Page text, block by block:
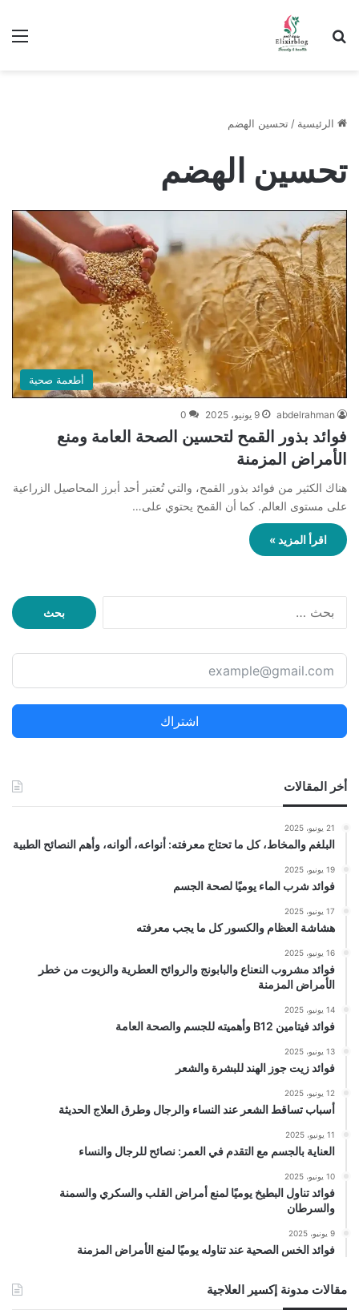
ابحث عن
الرئيسية / تحسين الهضم
تحسين الهضم
أطعمة صحية
abdelrahman 9 يونيو، 2025 0
فوائد بذور القمح لتحسين الصحة العامة ومنع
الأمراض المزمنة
هناك الكثير من فوائد بذور القمح، والتي تُعتبر أحد أبرز المحاصيل الزراعية
على مستوى العالم. كما أن القمح يحتوي على…
اقرأ المزيد »
ح
ع
ن
اشتراك
أخر المقالات
21 يونيو، 2025
البلغم والمخاط، كل ما تحتاج معرفته: أنواعه، ألوانه، وأهم النصائح الطبية
19 يونيو، 2025
فوائد شرب الماء يوميًا لصحة الجسم
17 يونيو، 2025
هشاشة العظام والكسور كل ما يجب معرفته
16 يونيو، 2025
فوائد مشروب النعناع والبابونج والروائح العطرية والزيوت من خطر
الأمراض المزمنة
14 يونيو، 2025
فوائد فيتامين B12 وأهميته للجسم والصحة العامة
13 يونيو، 2025
فوائد زيت جوز الهند للبشرة والشعر
12 يونيو، 2025
أسباب تساقط الشعر عند النساء والرجال وطرق العلاج الحديثة
11 يونيو، 2025
العناية بالجسم مع التقدم في العمر: نصائح للرجال والنساء
10 يونيو، 2025
فوائد تناول البطيخ يوميًا لمنع أمراض القلب والسكري والسمنة
والسرطان
9 يونيو، 2025
فوائد الخس الصحية عند تناوله يوميًا لمنع الأمراض المزمنة
مقالات مدونة إكسير العلاجية